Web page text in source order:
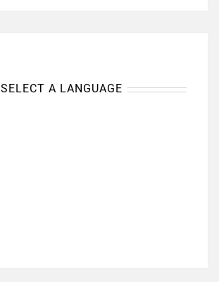
SELECT A LANGUAGE